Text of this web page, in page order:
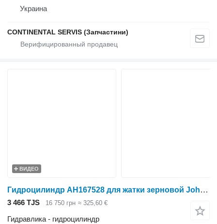
Украина
CONTINENTAL SERVIS (Запчастини)
ВИДЕО
Гидроцилиндр AH167528 для жатки зерновой John Deere
3 466 TJS 16 750 грн ≈ 325,60 €
Гидравлика - гидроцилиндр